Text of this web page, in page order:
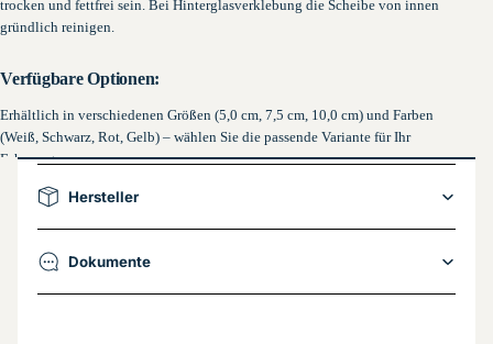
trocken und fettfrei sein. Bei Hinterglasverklebung die Scheibe von innen
gründlich reinigen.
Verfügbare Optionen:
Erhältlich in verschiedenen Größen (5,0 cm, 7,5 cm, 10,0 cm) und Farben
(Weiß, Schwarz, Rot, Gelb) – wählen Sie die passende Variante für Ihr
Fahrzeug.
Hersteller
Dokumente